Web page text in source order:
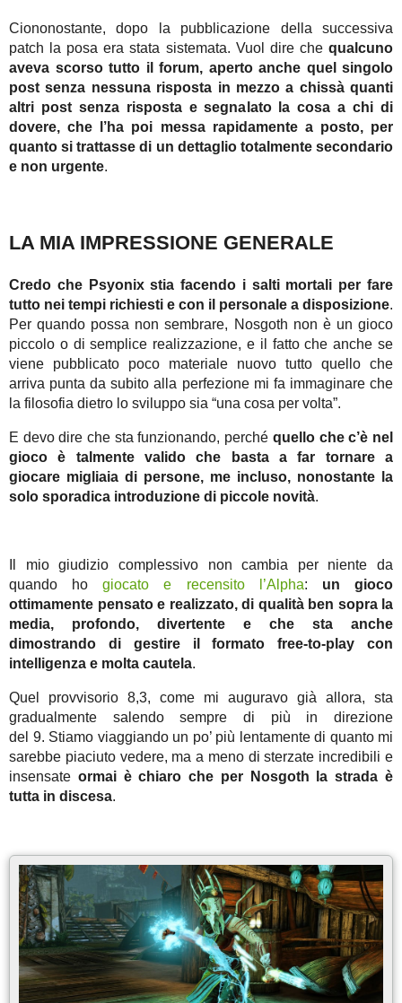
Ciononostante, dopo la pubblicazione della successiva
patch la posa era stata sistemata. Vuol dire che qualcuno
aveva scorso tutto il forum, aperto anche quel singolo
post senza nessuna risposta in mezzo a chissà quanti
altri post senza risposta e segnalato la cosa a chi di
dovere, che l’ha poi messa rapidamente a posto, per
quanto si trattasse di un dettaglio totalmente secondario
e non urgente.
LA MIA IMPRESSIONE GENERALE
Credo che Psyonix stia facendo i salti mortali per fare
tutto nei tempi richiesti e con il personale a disposizione.
Per quando possa non sembrare, Nosgoth non è un gioco
piccolo o di semplice realizzazione, e il fatto che anche se
viene pubblicato poco materiale nuovo tutto quello che
arriva punta da subito alla perfezione mi fa immaginare che
la filosofia dietro lo sviluppo sia “una cosa per volta”.
E devo dire che sta funzionando, perché quello che c’è nel
gioco è talmente valido che basta a far tornare a
giocare migliaia di persone, me incluso, nonostante la
solo sporadica introduzione di piccole novità.
Il mio giudizio complessivo non cambia per niente da
quando hogiocato e recensito l’Alpha: un gioco
ottimamente pensato e realizzato, di qualità ben sopra la
media, profondo, divertente e che sta anche
dimostrando di gestire il formato free-to-play con
intelligenza e molta cautela.
Quel provvisorio 8,3, come mi auguravo già allora, sta
gradualmente salendo sempre di più in direzione
del 9. Stiamo viaggiando un po’ più lentamente di quanto mi
sarebbe piaciuto vedere, ma a meno di sterzate incredibili e
insensate ormai è chiaro che per Nosgoth la strada è
tutta in discesa.